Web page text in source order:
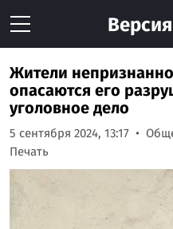
Версия
Жители
опасаются его
уголовное дело
5 сентября 2024, 13:17
Печать